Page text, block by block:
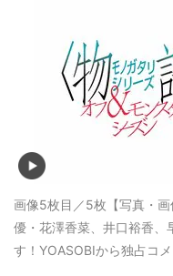
画像5枚目／5枚 【写真・
優・花澤香菜、井口裕香、
す！YOASOBIから独占コ